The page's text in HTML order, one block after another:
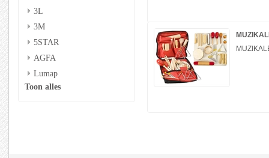
3L
3M
5STAR
AGFA
Lumap
Toon alles